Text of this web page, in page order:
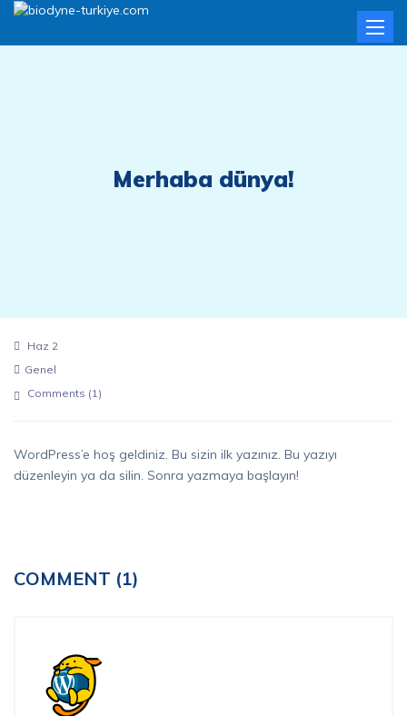
Toggle
Merhaba dünya!
Haz 2
Genel
Comments (1)
WordPress’e hoş geldiniz. Bu sizin ilk yazınız. Bu yazıyı
düzenleyin ya da silin. Sonra yazmaya başlayın!
COMMENT (1)